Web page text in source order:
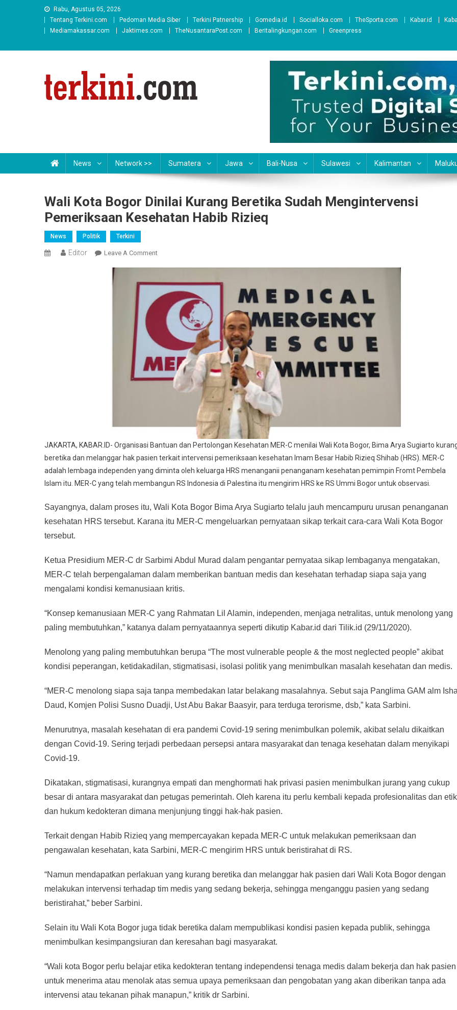
Rabu, Agustus 05, 2026
Tentang Terkini.com
Pedoman Media Siber Terkini Patnership Gomedia.id Socialloka.com TheSporta.com Kabar.id
Mediamakassar.com
Jaktimes.com TheNusantaraPost.com Beritalingkungan.com Greenpress
News Network >> Sumatera Jawa Bali-Nusa Sulawesi Kalimantan
Wali Kota Bogor Dinilai Kurang Beretika Sudah Mengintervensi
Pemeriksaan Kesehatan Habib Rizieq
News Politik Terkini
Editor Leave A CommentOn
Bogor
Dinilai
Kurang
Beretika
Sudah
Mengintervensi
Pemeriksaan
Kesehatan
Habib
JAKARTA, KABAR.ID- Organisasi Bantuan dan Pertolongan Kesehatan MER-C menilai Wali Kota Bogor, Bima Arya Sugiarto
beretika dan melanggar hak pasien terkait intervensi pemeriksaan kesehatan Imam Besar Habib Rizieq Shihab (HRS). MER-C
adalah lembaga independen yang diminta oleh keluarga HRS menanganii penanganam kesehatan pemimpin Fromt Pembela
Islam itu. MER-C yang telah membangun RS Indonesia di Palestina itu mengirim HRS ke RS Ummi Bogor untuk observasi.
Sayangnya, dalam proses itu, Wali Kota Bogor Bima Arya Sugiarto telalu jauh mencampuru urusan penanganan
kesehatan HRS tersebut. Karana itu MER-C mengeluarkan pernyataan sikap terkait cara-cara Wali Kota Bogor
tersebut.
Ketua Presidium MER-C dr Sarbimi Abdul Murad dalam pengantar pernyataa sikap lembaganya mengatakan,
MER-C telah berpengalaman dalam memberikan bantuan medis dan kesehatan terhadap siapa saja yang
mengalami kondisi kemanusiaan kritis.
“Konsep kemanusiaan MER-C yang Rahmatan Lil Alamin, independen, menjaga netralitas, untuk menolong yang
paling membutuhkan,” katanya dalam pernyataannya seperti dikutip Kabar.id dari Tilik.id (29/11/2020).
Menolong yang paling membutuhkan berupa “The most vulnerable people & the most neglected people” akibat
kondisi peperangan, ketidakadilan, stigmatisasi, isolasi politik yang menimbulkan masalah kesehatan dan medis.
“MER-C menolong siapa saja tanpa membedakan latar belakang masalahnya. Sebut saja Panglima GAM alm
Daud, Komjen Polisi Susno Duadji, Ust Abu Bakar Baasyir, para terduga terorisme, dsb,” kata Sarbini.
Menurutnya, masalah kesehatan di era pandemi Covid-19 sering menimbulkan polemik, akibat selalu dikaitkan
dengan Covid-19. Sering terjadi perbedaan persepsi antara masyarakat dan tenaga kesehatan dalam menyikapi
Covid-19.
Dikatakan, stigmatisasi, kurangnya empati dan menghormati hak privasi pasien menimbulkan jurang yang cukup
besar di antara masyarakat dan petugas pemerintah. Oleh karena itu perlu kembali kepada profesionalitas dan
dan hukum kedokteran dimana menjunjung tinggi hak-hak pasien.
Terkait dengan Habib Rizieq yang mempercayakan kepada MER-C untuk melakukan pemeriksaan dan
pengawalan kesehatan, kata Sarbini, MER-C mengirim HRS untuk beristirahat di RS.
“Namun mendapatkan perlakuan yang kurang beretika dan melanggar hak pasien dari Wali Kota Bogor dengan
melakukan intervensi terhadap tim medis yang sedang bekerja, sehingga menganggu pasien yang sedang
beristirahat,” beber Sarbini.
Selain itu Wali Kota Bogor juga tidak beretika dalam mempublikasi kondisi pasien kepada publik, sehingga
menimbulkan kesimpangsiuran dan keresahan bagi masyarakat.
“Wali kota Bogor perlu belajar etika kedokteran tentang independensi tenaga medis dalam bekerja dan hak pasien
untuk menerima atau menolak atas semua upaya pemeriksaan dan pengobatan yang akan diberikan tanpa ada
intervensi atau tekanan pihak manapun,” kritik dr Sarbini.